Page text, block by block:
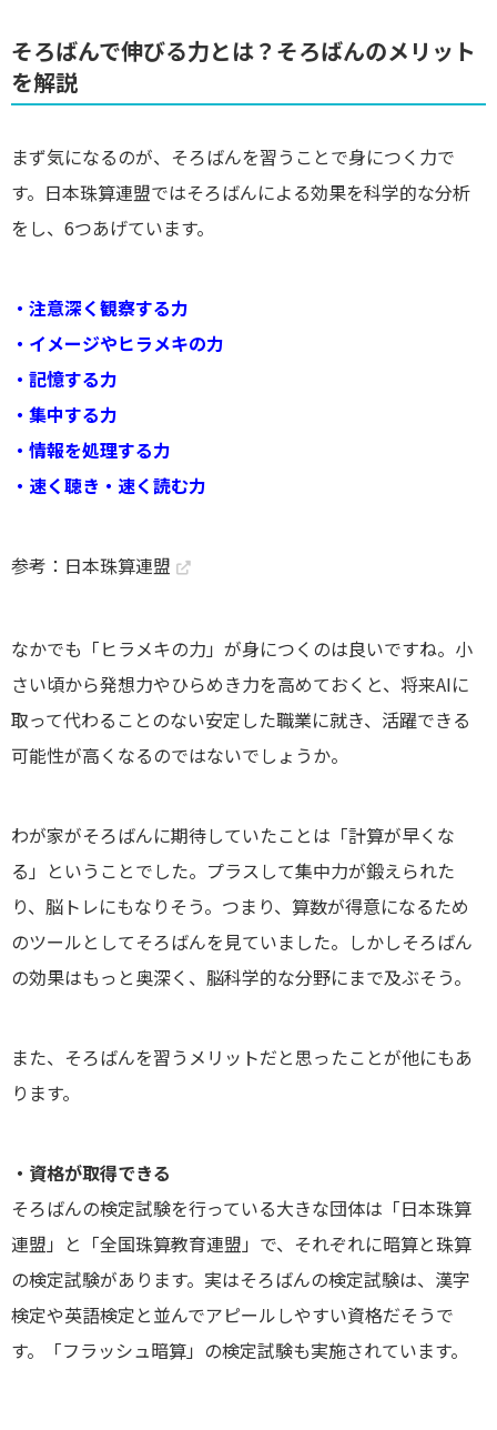
そろばんで伸びる力とは？そろばんのメリット
を解説
まず気になるのが、そろばんを習うことで身につく力で
す。日本珠算連盟ではそろばんによる効果を科学的な分析
をし、6つあげています。
・注意深く観察する力
・イメージやヒラメキの力
・記憶する力
・集中する力
・情報を処理する力
・速く聴き・速く読む力
参考： 日本珠算連盟
なかでも「ヒラメキの力」が身につくのは良いですね。小
さい頃から発想力やひらめき力を高めておくと、将来AIに
取って代わることのない安定した職業に就き、活躍できる
可能性が高くなるのではないでしょうか。
わが家がそろばんに期待していたことは「計算が早くな
る」ということでした。プラスして集中力が鍛えられた
り、脳トレにもなりそう。つまり、算数が得意になるため
のツールとしてそろばんを見ていました。しかしそろばん
の効果はもっと奥深く、脳科学的な分野にまで及ぶそう。
また、そろばんを習うメリットだと思ったことが他にもあ
ります。
・資格が取得できる
そろばんの検定試験を行っている大きな団体は「日本珠算
連盟」と「全国珠算教育連盟」で、それぞれに暗算と珠算
の検定試験があります。実はそろばんの検定試験は、漢字
検定や英語検定と並んでアピールしやすい資格だそうで
す。「フラッシュ暗算」の検定試験も実施されています。